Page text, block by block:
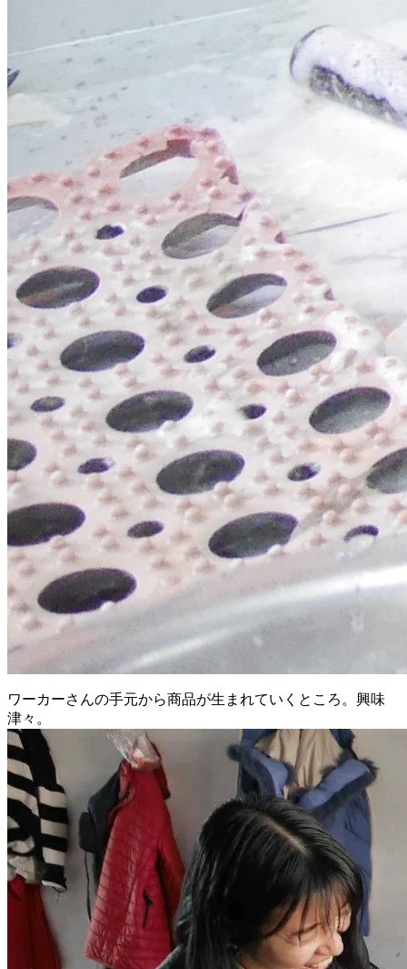
ワーカーさんの手元から商品が生まれていくところ。興味
津々。